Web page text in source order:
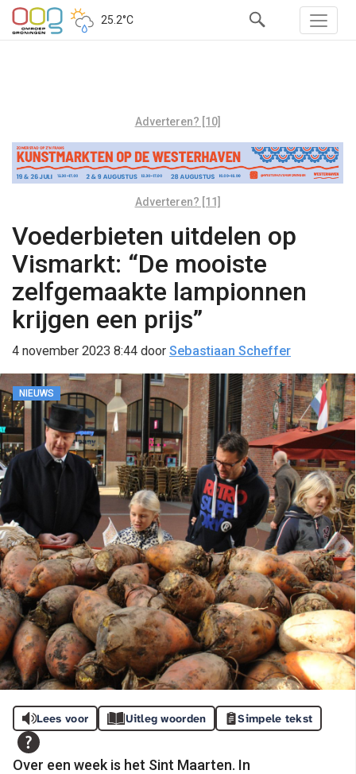
25.2°C
Adverteren? [10]
Adverteren? [11]
Voederbieten uitdelen op
Vismarkt: “De mooiste
zelfgemaakte lampionnen
krijgen een prijs”
4 november 2023 8:44 door Sebastiaan Scheffer
NIEUWS
Lees voor Uitleg woorden Simpele tekst
Over een week is het Sint Maarten. In